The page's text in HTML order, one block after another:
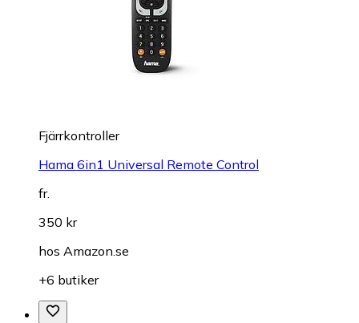
Fjärrkontroller
Hama 6in1 Universal Remote Control
fr.
350 kr
hos Amazon.se
+6 butiker